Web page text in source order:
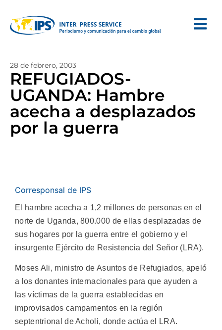
28 de febrero, 2003
REFUGIADOS-
UGANDA: Hambre
acecha a desplazados
por la guerra
Corresponsal de IPS
El hambre acecha a 1,2 millones de personas en el
norte de Uganda, 800.000 de ellas desplazadas de
sus hogares por la guerra entre el gobierno y el
insurgente Ejército de Resistencia del Señor (LRA).
Moses Ali, ministro de Asuntos de Refugiados, apeló
a los donantes internacionales para que ayuden a
las víctimas de la guerra establecidas en
improvisados campamentos en la región
septentrional de Acholi, donde actúa el LRA.